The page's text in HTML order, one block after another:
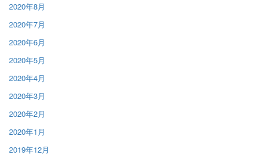
2020年8月
2020年7月
2020年6月
2020年5月
2020年4月
2020年3月
2020年2月
2020年1月
2019年12月